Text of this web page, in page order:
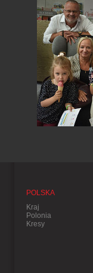
POLSKA
Kraj
Polonia
Kresy